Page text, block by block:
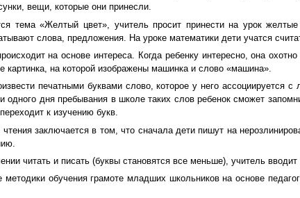
вещи, которые они принесли.
тема «Желтый цвет», учитель просит принести на урок
слова, предложения. На уроке математики дети учатся
на основе интереса. Когда ребенку интересно, она
картинка, на которой изображены машинка и слово «машина».
печатными буквами слово, которое у него ассоциируется
одного дня пребывания в школе таких слов ребенок сможет
к изучению букв.
заключается в том, что сначала дети пишут на
читать и писать (буквы становятся все меньше), учитель
обучения грамоте младших школьников на основе